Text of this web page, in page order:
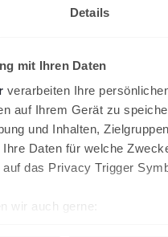
Details
mit Ihren Daten
verarbeiten Ihre
auf Ihrem Gerät zu
und Inhalten,
Daten für welche
das Privacy Trigger
wir auch gerne: